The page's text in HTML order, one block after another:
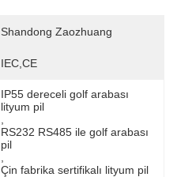
Shandong Zaozhuang
IEC,CE
IP55 dereceli golf arabası
lityum pil
RS232 RS485 ile golf arabası
pil
Çin fabrika sertifikalı lityum pil